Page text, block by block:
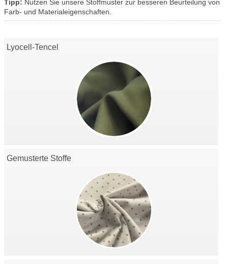
Tipp: Nutzen Sie unsere Stoffmuster zur besseren Beurteilung von
Farb- und Materialeigenschaften.
Lyocell-Tencel
Gemusterte Stoffe